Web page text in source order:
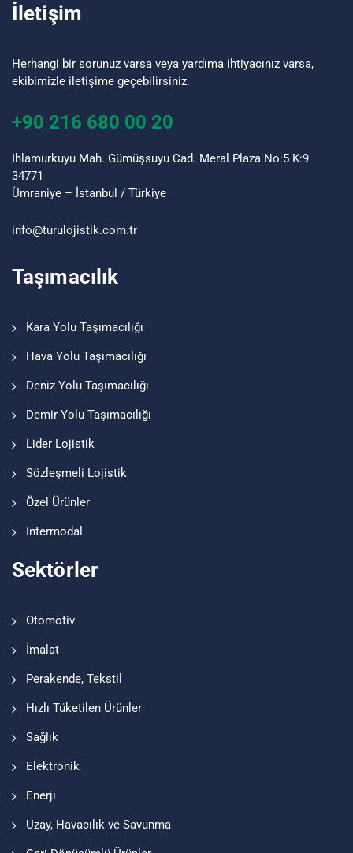
İletişim
Herhangi bir sorunuz varsa veya yardıma ihtiyacınız varsa,
ekibimizle iletişime geçebilirsiniz.
+90 216 680 00 20
Ihlamurkuyu Mah. Gümüşsuyu Cad. Meral Plaza No:5 K:9
34771
Ümraniye – İstanbul / Türkiye
info@turu lojistik.com.tr
Taşımacılık
Kara Yolu Taşımacılığı
Hava Yolu Taşımacılığı
Deniz Yolu Taşımacılığı
Demir Yolu Taşımacılığı
Lider Lojistik
Sözleşmeli Lojistik
Özel Ürünler
Intermodal
Sektörler
Otomotiv
İmalat
Perakende, Tekstil
Hızlı Tüketilen Ürünler
Sağlık
Elektronik
Enerji
Uzay, Havacılık ve Savunma